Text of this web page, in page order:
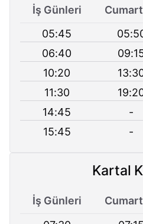
İş Günleri
05:45
06:40
10:20
11:30
14:45
-
15:45
-
Kartal
İş Günleri